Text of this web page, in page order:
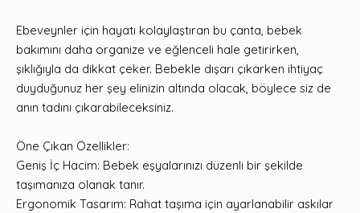
Ebeveynler için hayatı kolaylaştıran bu çanta, bebek
bakımını daha organize ve eğlenceli hale getirirken,
şıklığıyla da dikkat çeker. Bebekle dışarı çıkarken ihtiyaç
duyduğunuz her şey elinizin altında olacak, böylece siz de
anın tadını çıkarabileceksiniz.
Öne Çıkan Özellikler:
Geniş İç Hacim: Bebek eşyalarınızı düzenli bir şekilde
taşımanıza olanak tanır.
Ergonomik Tasarım: Rahat taşıma için ayarlanabilir askılar